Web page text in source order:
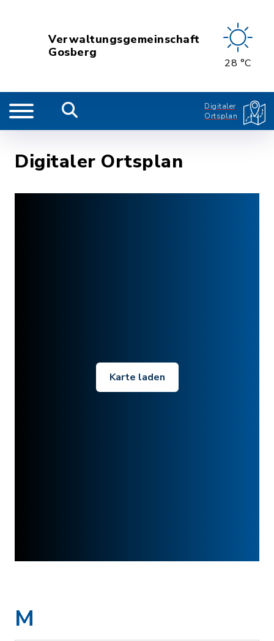
Verwaltungsgemeinschaft
Gosberg
28 °C
Digitaler
Ortsplan
Digitaler Ortsplan
Karte laden
M